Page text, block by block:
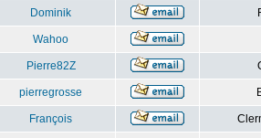
Dominik
Wahoo
Pierre82Z
pierregrosse
François